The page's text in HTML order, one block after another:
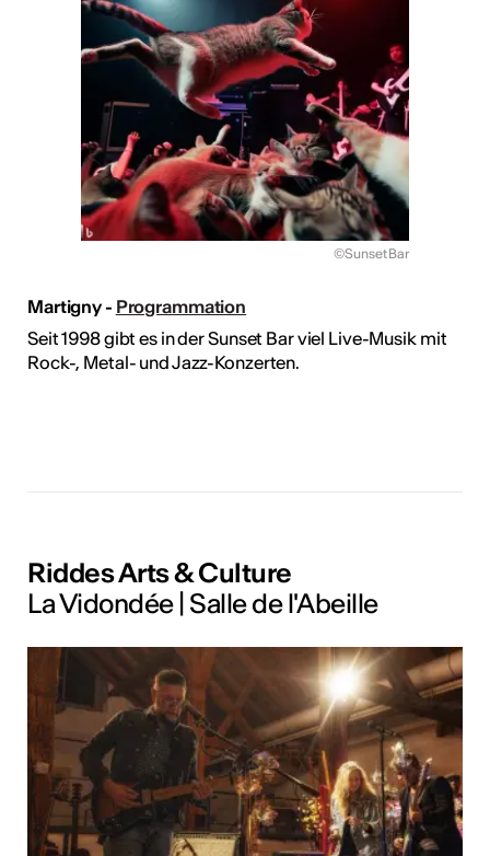
©Sunset Bar
Martigny - Programmation
Seit 1998 gibt es in der Sunset Bar viel Live-Musik mit
Rock-, Metal- und Jazz-Konzerten.
Riddes Arts & Culture
La Vidondée | Salle de l'Abeille